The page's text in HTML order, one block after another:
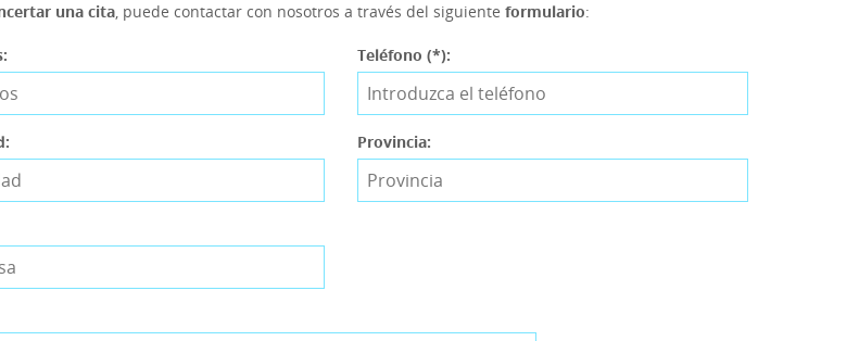
una cita, puede contactar con nosotros a través del siguiente formulario:
Teléfono (*):
Provincia: